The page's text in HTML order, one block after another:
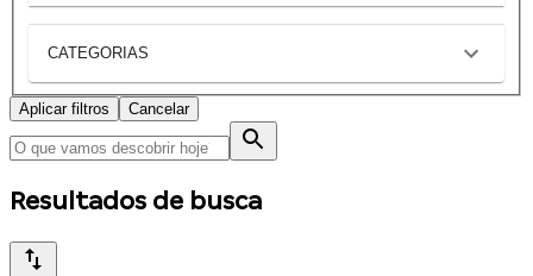
CATEGORIAS
Aplicar filtros Cancelar
Resultados de busca